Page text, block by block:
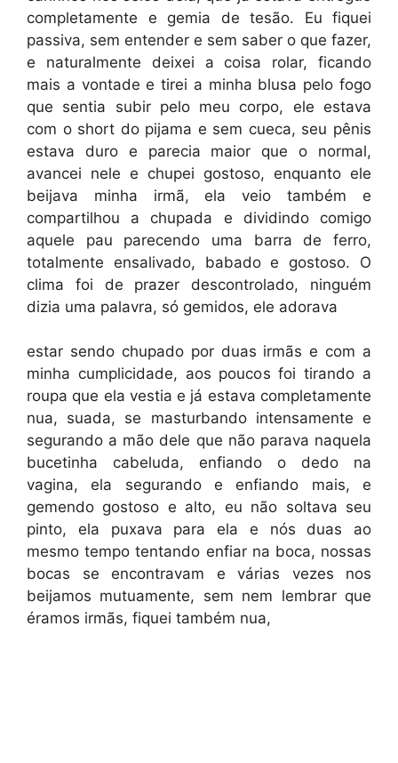
completamente e gemia de tesão. Eu fiquei
passiva, sem entender e sem saber o que fazer,
e naturalmente deixei a coisa rolar, ficando
mais a vontade e tirei a minha blusa pelo fogo
que sentia subir pelo meu corpo, ele estava
com o short do pijama e sem cueca, seu pênis
estava duro e parecia maior que o normal,
avancei nele e chupei gostoso, enquanto ele
beijava minha irmã, ela veio também e
compartilhou a chupada e dividindo comigo
aquele pau parecendo uma barra de ferro,
totalmente ensalivado, babado e gostoso. O
clima foi de prazer descontrolado, ninguém
dizia uma palavra, só gemidos, ele adorava
estar sendo chupado por duas irmãs e com a
minha cumplicidade, aos poucos foi tirando a
roupa que ela vestia e já estava completamente
nua, suada, se masturbando intensamente e
segurando a mão dele que não parava naquela
bucetinha cabeluda, enfiando o dedo na
vagina, ela segurando e enfiando mais, e
gemendo gostoso e alto, eu não soltava seu
pinto, ela puxava para ela e nós duas ao
mesmo tempo tentando enfiar na boca, nossas
bocas se encontravam e várias vezes nos
beijamos mutuamente, sem nem lembrar que
éramos irmãs, fiquei também nua,